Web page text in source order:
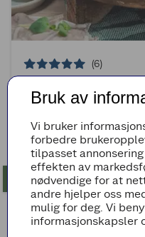
(6)
1t 30min Middels
Bruk av
Vi bruker
forbedre
tilpasset
effekten av
nødvendige for at
andre hjelper oss
mulig for deg. Vi
informasjonskapsler